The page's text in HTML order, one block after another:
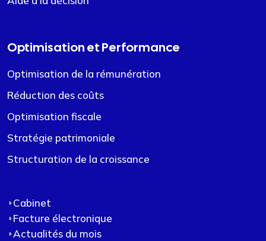
Optimisation et Performance
Optimisation de la rémunération
Réduction des coûts
Optimisation fiscale
Stratégie patrimoniale
Structuration de la croissance
Cabinet
Facture électronique
Actualités du mois